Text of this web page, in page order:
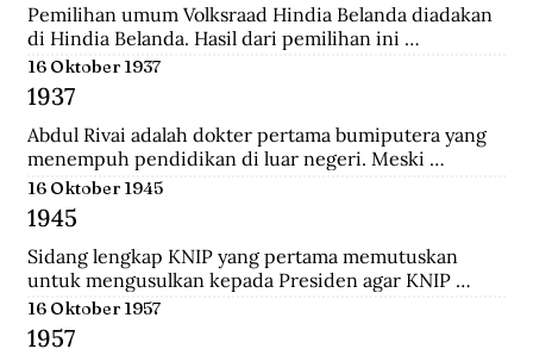
Pemilihan umum Volksraad Hindia Belanda diadakan
di Hindia Belanda. Hasil dari pemilihan ini
memberikan kemenangan kepada Perkumpulan
Pembebasan Hindia Belanda yang mengalahkan Partai
Etika Kristen Protestan dan Partai Katolik Hindia.
16 Oktober 1937
1937
Abdul Rivai adalah dokter pertama bumiputera yang
menempuh pendidikan di luar negeri. Meski
menempuh pendidikan dokter, ia rajin menulis dan
mengantarkannya menjadi jurnalis. Ia pernah
mendirikan Pewarta Wolanda, sebuah surat kabar
bebahasa melayu yang ia terbitkan di Belanda.
16 Oktober 1945
1945
Sidang lengkap KNIP yang pertama memutuskan
untuk mengusulkan kepada Presiden agar KNIP
diberi hak legislatif selama MPR dan DPR belum
terbentuk.
16 Oktober 1957
1957